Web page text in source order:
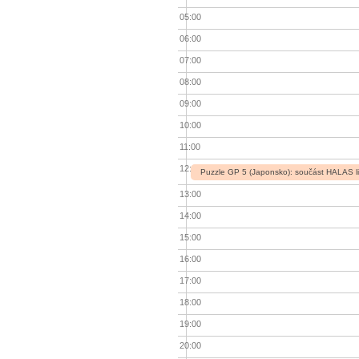
05:00
06:00
07:00
08:00
09:00
10:00
11:00
12:00Puzzle GP 5 (Japonsko): součást HALAS
13:00
14:00
15:00
16:00
17:00
18:00
19:00
20:00